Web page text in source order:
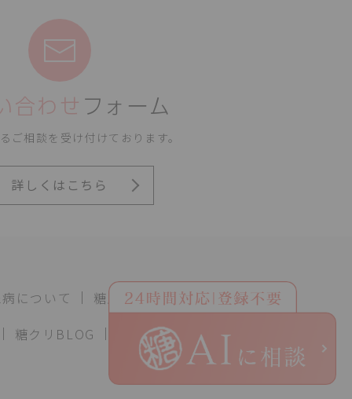
合わせ フォーム
ご相談を 受け付けております。
詳しくはこちら
について
糖尿病教室
糖クリBLOG
採用案内